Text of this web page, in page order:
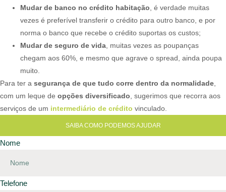
Mudar de banco no crédito habitação , é verdade muitas
vezes é preferível transferir o crédito para outro banco, e por
norma o banco que recebe o crédito suportas os custos;
Mudar de seguro de vida , muitas vezes as poupanças
chegam aos 60%, e mesmo que agrave o spread, ainda poupa
muito.
Para ter a segurança de que tudo corre dentro da normalidade
com um leque de opções diversificado , sugerimos que recorra aos
serviços de um intermediário de crédito vinculado.
SAIBA COMO PODEMOS AJUDAR
Nome
Telefone